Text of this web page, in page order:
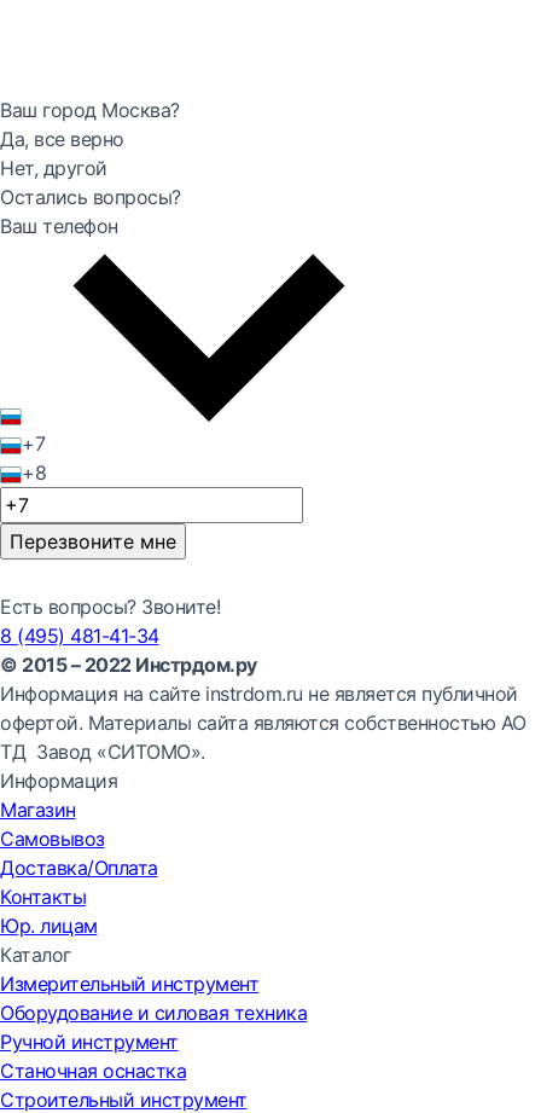
Ваш город Москва?
Да, все верно
Нет, другой
Остались вопросы?
Ваш телефон
+7
+8
Перезвоните мне
Есть вопросы? Звоните!
8 (495) 481-41-34
© 2015 – 2022 Инстрдом.ру
Информация на сайте instrdom.ru не является публичной
офертой. Материалы сайта являются собственностью АО
ТД Завод «СИТОМО».
Информация
Магазин
Самовывоз
Доставка/Оплата
Контакты
Юр. лицам
Каталог
Измерительный инструмент
Оборудование и силовая техника
Ручной инструмент
Станочная оснастка
Строительный инструмент